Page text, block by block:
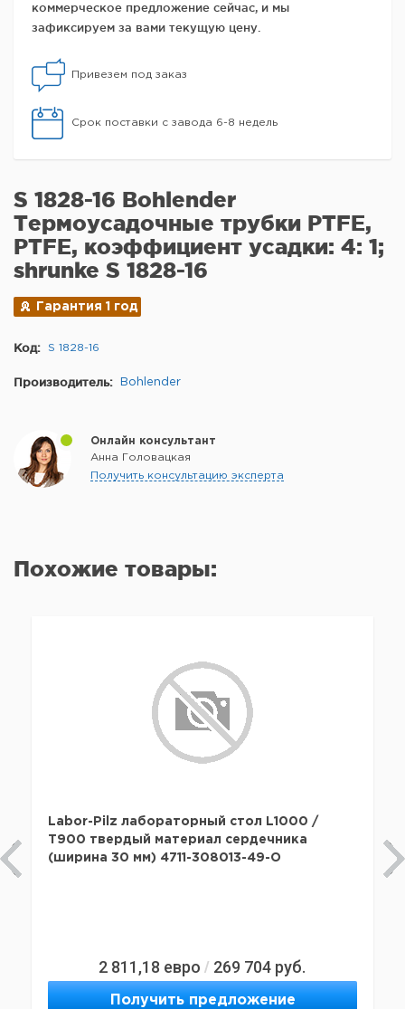
коммерческое предложение сейчас, и мы
зафиксируем за вами текущую цену.
Привезем под заказ
Срок поставки с завода 6-8 недель
S 1828-16 Bohlender
Термоусадочные трубки PTFE,
PTFE, коэффициент усадки: 4: 1;
shrunke S 1828-16
Гарантия 1 год
Код: S 1828-16
Производитель: Bohlender
Онлайн консультант
Анна Головацкая
Получить консультацию эксперта
Похожие товары:
Labor-Pilz лабораторный стол L1000 /
T900 твердый материал сердечника
(ширина 30 мм) 4711-308013-49-O
2 811,18 евро / 269 704 руб.
Получить предложение